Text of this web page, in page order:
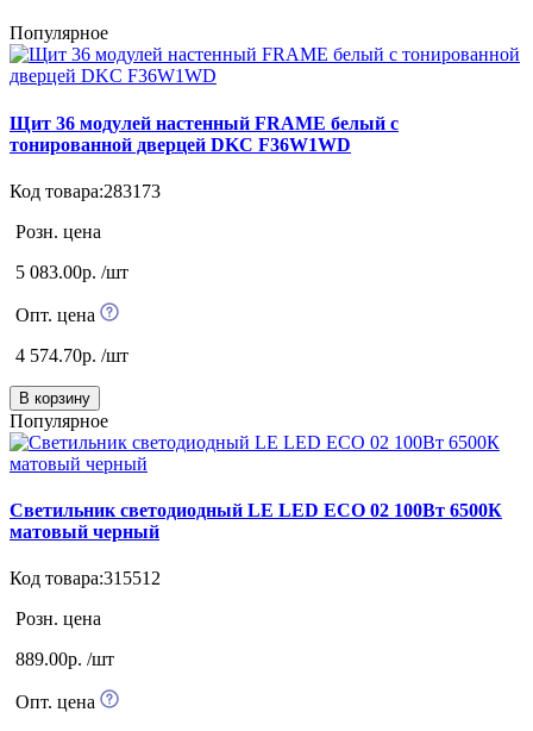
Популярное
Щит 36 модулей настенный FRAME белый с
тонированной дверцей DKC F36W1WD
Код товара:283173
Розн. цена
5 083.00р. /шт
Опт. цена
4 574.70р. /шт
В корзину
Популярное
Светильник светодиодный LE LED ECO 02 100Вт 6500К
матовый черный
Код товара:315512
Розн. цена
889.00р. /шт
Опт. цена